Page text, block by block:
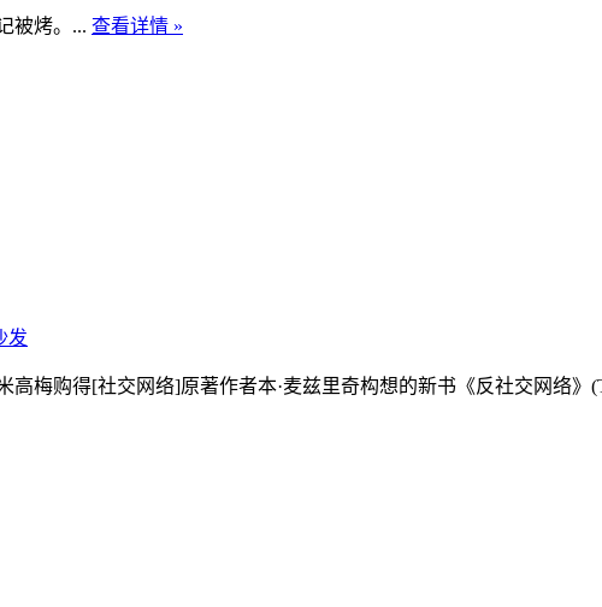
被烤。... 查看详情 »
发
购得[社交网络]原著作者本·麦兹里奇构想的新书《反社交网络》